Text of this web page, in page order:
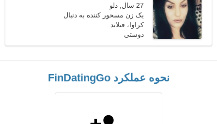
27 سال, دلو
یک زن مسحور کننده به دنبال
شریک زندگی است
کراوا، فنلاند
دوستی
نحوه عملکرد FinDatingGo